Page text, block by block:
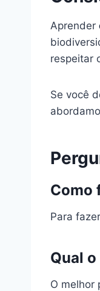
Aprender
respeitar
Se você
Como
Para
Qual
O melhor